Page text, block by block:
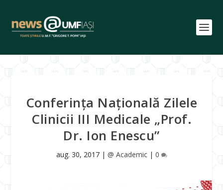
Conferința Națională Zilele
Clinicii III Medicale „Prof.
Dr. Ion Enescu”
aug. 30, 2017| @ Academic| 0